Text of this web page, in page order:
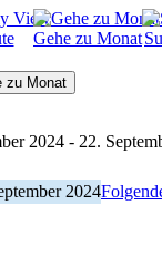
Gehe zu Monat
zu Monat
2024 - 22.
2024